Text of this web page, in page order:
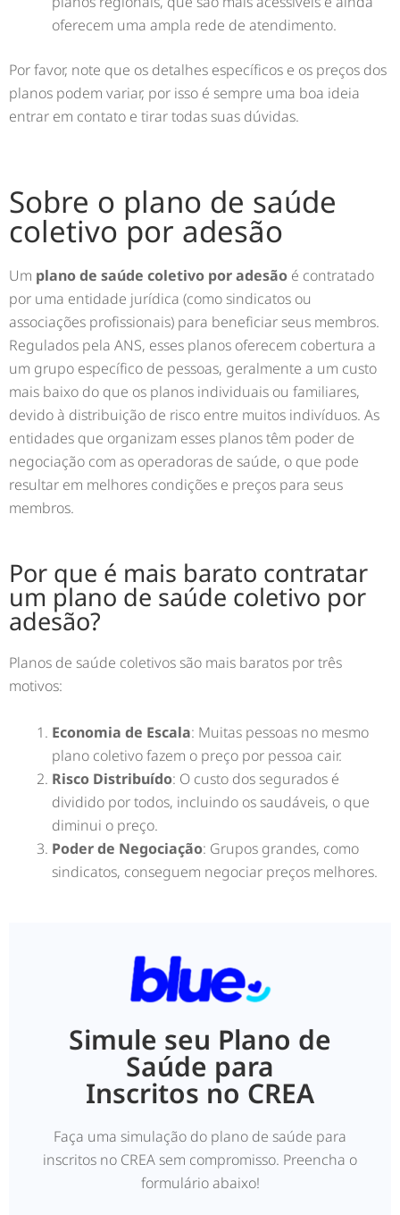
oferecem uma ampla rede de atendimento.
Por favor, note que os detalhes específicos e os preços dos
planos podem variar, por isso é sempre uma boa ideia
entrar em contato e tirar todas suas dúvidas.
Sobre o plano de saúde
coletivo por adesão
Um plano de saúde coletivo por adesão é contratado
por uma entidade jurídica (como sindicatos ou
associações profissionais) para beneficiar seus membros.
Regulados pela ANS, esses planos oferecem cobertura a
um grupo específico de pessoas, geralmente a um custo
mais baixo do que os planos individuais ou familiares,
devido à distribuição de risco entre muitos indivíduos. As
entidades que organizam esses planos têm poder de
negociação com as operadoras de saúde, o que pode
resultar em melhores condições e preços para seus
membros.
Por que é mais barato contratar
um plano de saúde coletivo por
adesão?
Planos de saúde coletivos são mais baratos por três
motivos:
Economia de Escala: Muitas pessoas no mesmo
plano coletivo fazem o preço por pessoa cair.
Risco Distribuído: O custo dos segurados é
dividido por todos, incluindo os saudáveis, o que
diminui o preço.
Poder de Negociação: Grupos grandes, como
sindicatos, conseguem negociar preços melhores.
Simule seu Plano de
Saúde para
Inscritos no CREA
Faça uma simulação do plano de saúde para
inscritos no CREA sem compromisso. Preencha o
formulário abaixo!